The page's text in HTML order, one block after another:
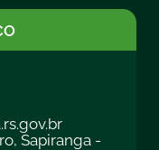
Sapiranga -